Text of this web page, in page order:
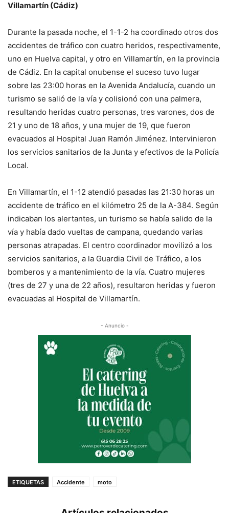
Villamartín (Cádiz)
Durante la pasada noche, el 1-1-2 ha coordinado otros dos
accidentes de tráfico con cuatro heridos, respectivamente,
uno en Huelva capital, y otro en Villamartín, en la provincia
de Cádiz. En la capital onubense el suceso tuvo lugar
sobre las 23:00 horas en la Avenida Andalucía, cuando un
turismo se salió de la vía y colisionó con una palmera,
resultando heridas cuatro personas, tres varones, dos de
21 y uno de 18 años, y una mujer de 19, que fueron
evacuados al Hospital Juan Ramón Jiménez. Intervinieron
los servicios sanitarios de la Junta y efectivos de la Policía
Local.
En Villamartín, el 1-12 atendió pasadas las 21:30 horas un
accidente de tráfico en el kilómetro 25 de la A-384. Según
indicaban los alertantes, un turismo se había salido de la
vía y había dado vueltas de campana, quedando varias
personas atrapadas. El centro coordinador movilizó a los
servicios sanitarios, a la Guardia Civil de Tráfico, a los
bomberos y a mantenimiento de la vía. Cuatro mujeres
(tres de 27 y una de 22 años), resultaron heridas y fueron
evacuadas al Hospital de Villamartín.
- Anuncio -
ETIQUETAS Accidente moto